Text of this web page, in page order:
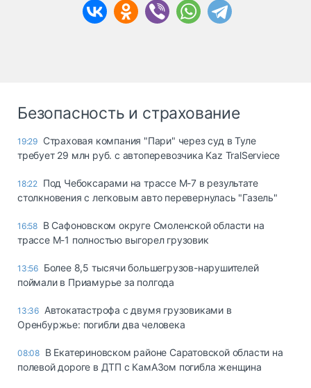
Безопасность и страхование
19:29 Страховая компания "Пари" через суд в Туле
требует 29 млн руб. с автоперевозчика Kaz TralServiece
18:22 Под Чебоксарами на трассе М-7 в результате
столкновения с легковым авто перевернулась "Газель"
16:58 В Сафоновском округе Смоленской области на
трассе М-1 полностью выгорел грузовик
13:56 Более 8,5 тысячи большегрузов-нарушителей
поймали в Приамурье за полгода
13:36 Автокатастрофа с двумя грузовиками в
Оренбуржье: погибли два человека
08:08 В Екатериновском районе Саратовской области на
полевой дороге в ДТП с КамАЗом погибла женщина